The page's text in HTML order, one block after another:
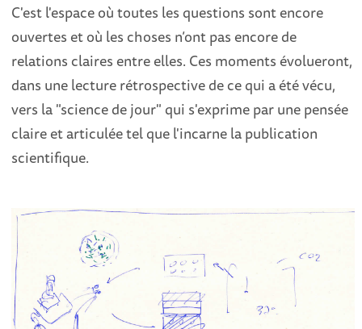
C'est l'espace où toutes les questions sont encore
ouvertes et où les choses n’ont pas encore de
relations claires entre elles. Ces moments évolueront,
dans une lecture rétrospective de ce qui a été vécu,
vers la "science de jour" qui s'exprime par une pensée
claire et articulée tel que l'incarne la publication
scientifique.